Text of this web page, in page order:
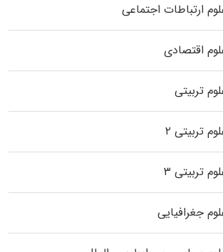
ارتباطات اجتماعی
اقتصادی
تربیتی
تربیتی ۲
تربیتی ۳
جغرافیایی